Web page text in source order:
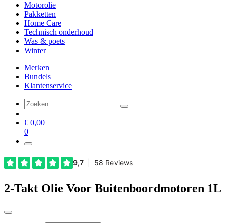
Motorolie
Pakketten
Home Care
Technisch onderhoud
Was & poets
Winter
Merken
Bundels
Klantenservice
€ 0,00
0
2-Takt Olie Voor Buitenboordmotoren 1L